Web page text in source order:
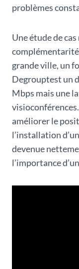
problèmes
Une étude de
complémentarité
grande ville, un
Degrouptest un
Mbps mais une
améliorer le
l’installation
devenue
l’importance